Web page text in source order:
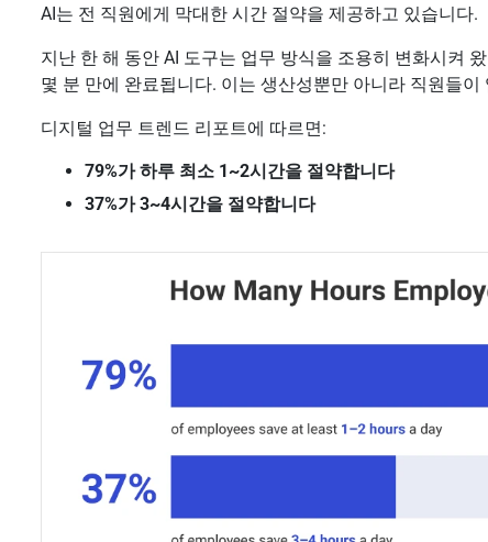
AI는 전 직원에게 막대한 시간 절약을 제공하고 있습니다.
지난 한 해 동안 AI 도구는 업무 방식을 조용히 변화시켜
몇 분 만에 완료됩니다. 이는 생산성뿐만 아니라 직원들
디지털 업무 트렌드 리포트에 따르면:
79%가 하루 최소 1~2시간을 절약합니다
37%가 3~4시간을 절약합니다